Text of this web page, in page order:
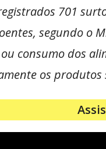
701
segundo o
consumo dos
os produtos